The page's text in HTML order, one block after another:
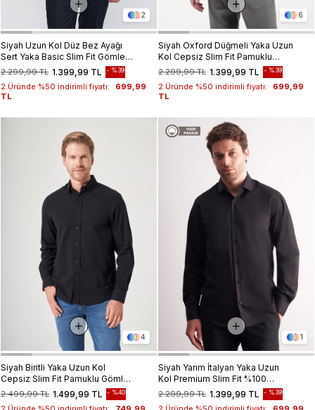
2
Siyah Uzun Kol Düz Bez Ayağı
Sert Yaka Basic Slim Fit Gömlek
10042450571.399,99 TL
2.299,99 TL %39
2.Üründe %50 indirimli fiyatı:
699,99
TL
6
Siyah Oxford Düğmeli Yaka Uzun
Kol Cepsiz Slim Fit Pamuklu
Gömlek 1004260182
1.399,99 TL
2.299,99 TL %39
2.Üründe %50 indirimli fiyatı:
699,99
TL
4
Siyah Biritli Yaka Uzun Kol
Cepsiz Slim Fit Pamuklu Gömlek
10042602071.499,99 TL
2.499,99 TL %40
1
Siyah Yarım İtalyan Yaka Uzun
Kol Premium Slim Fit %100
Pamuk Gömlek 1004255196
1.399,99 TL
2.299,99 TL %39